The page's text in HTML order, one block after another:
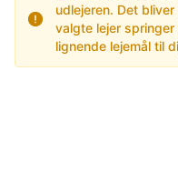
udlejeren. Det
valgte lejer
lignende lejemål til